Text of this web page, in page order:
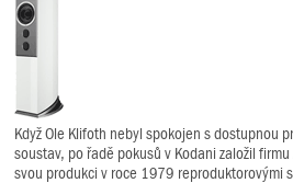
Když Ole Klifoth nebyl spokojen s dostupnou
soustav, po řadě pokusů v Kodani založil
svou produkci v roce 1979 reproduktorovými